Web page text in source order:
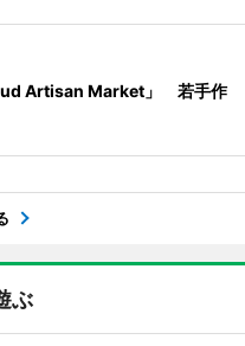
Artisan Market」 若手作
ぶ